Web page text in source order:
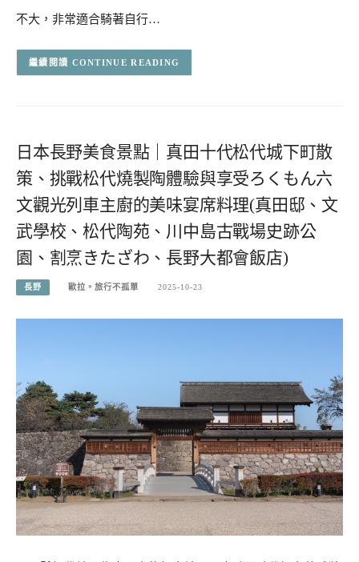
不大，非常適合騎著自行…
CONTINUE READING
日本長野美食景點｜真田十代松代城下町散
策、挑戰松代燒製陶體驗與享受ろくもん六
文觀光列車主廚的美味宴席料理(真田邸、文
武學校、松代陶苑、川中島古戰場史跡公
園、割烹きたざわ、長野大都會飯店)
長野 歐拉。旅行不孤單 2025-10-23